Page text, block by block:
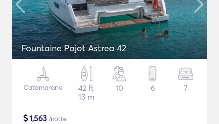
Fountaine Pajot Astrea 42
Catamarano
42 ft
13 m
10 6 7
$1,563 /notte